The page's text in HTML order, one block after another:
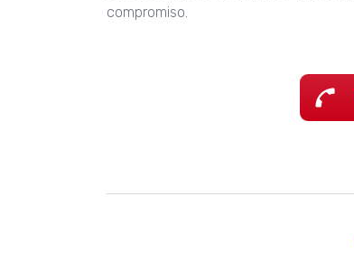
compromiso.